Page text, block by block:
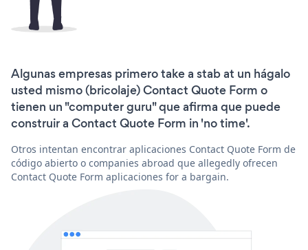
Algunas empresas primero take a stab at un hágalo
usted mismo (bricolaje) Contact Quote Form o
tienen un "computer guru" que afirma que puede
construir a Contact Quote Form in 'no time'.
Otros intentan encontrar aplicaciones Contact Quote Form de
código abierto o companies abroad que allegedly ofrecen
Contact Quote Form aplicaciones for a bargain.